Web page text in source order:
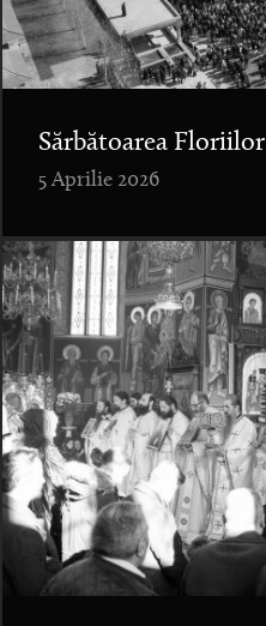
Sărbătoarea Floriilor
5 Aprilie 2026